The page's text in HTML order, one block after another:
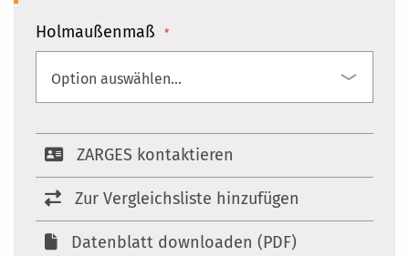
Holmaußenmaß
ZARGES kontaktieren
Zur Vergleichsliste hinzufügen
Datenblatt downloaden (PDF)